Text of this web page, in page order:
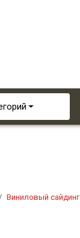
Виниловый сайдинг